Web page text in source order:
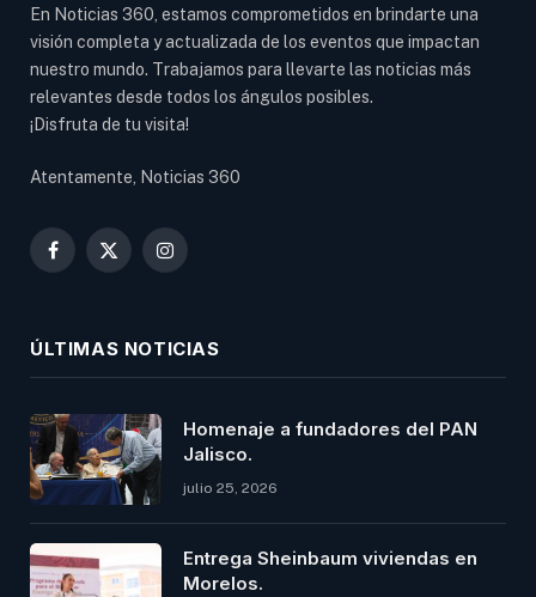
En Noticias 360, estamos comprometidos en brindarte una
visión completa y actualizada de los eventos que impactan
nuestro mundo. Trabajamos para llevarte las noticias más
relevantes desde todos los ángulos posibles.
¡Disfruta de tu visita!
Atentamente, Noticias 360
Facebook
X
Instagram
ÚLTIMAS NOTICIAS
Homenaje a fundadores del PAN
Jalisco.
julio 25, 2026
Entrega Sheinbaum viviendas en
Morelos.